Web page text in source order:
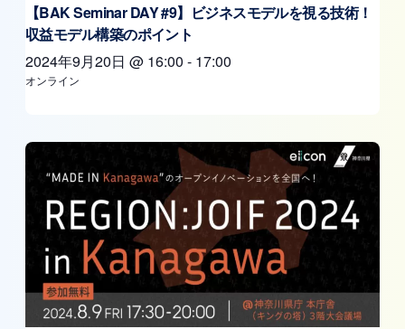
【BAK Seminar DAY #9】ビジネスモデルを視る技術！
収益モデル構築のポイント
2024年9月20日 @ 16:00 - 17:00
オンライン